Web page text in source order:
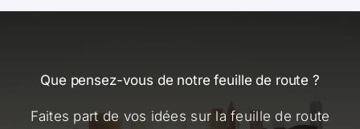
Que pensez-vous de notre feuille de route ?
Faites part de vos idées sur la feuille de route